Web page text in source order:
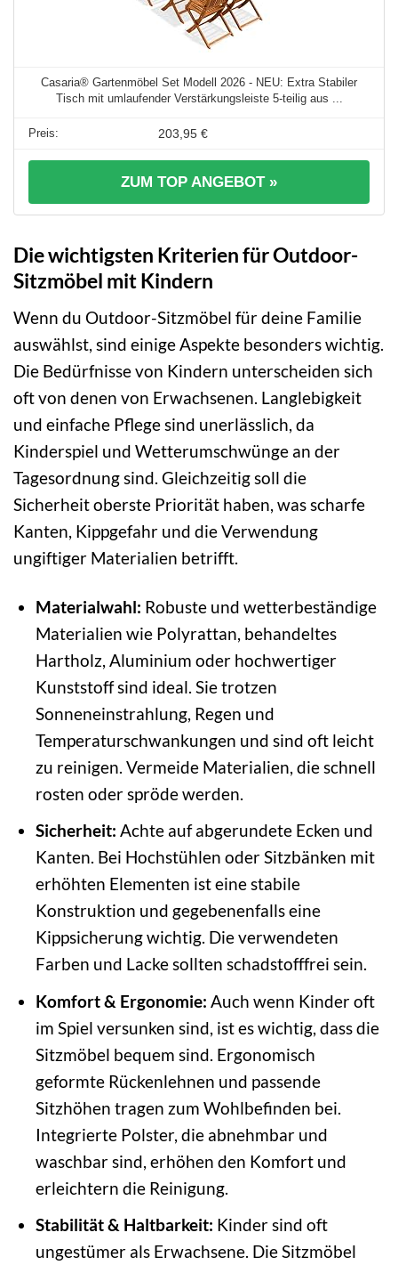
Casaria® Gartenmöbel Set Modell 2026 - NEU: Extra Stabiler
Tisch mit umlaufender Verstärkungsleiste 5-teilig aus ...
203,95 €
ZUM TOP ANGEBOT »
Die wichtigsten Kriterien für Outdoor-
Sitzmöbel mit Kindern
Wenn du Outdoor-Sitzmöbel für deine Familie
auswählst, sind einige Aspekte besonders wichtig.
Die Bedürfnisse von Kindern unterscheiden sich
oft von denen von Erwachsenen. Langlebigkeit
und einfache Pflege sind unerlässlich, da
Kinderspiel und Wetterumschwünge an der
Tagesordnung sind. Gleichzeitig soll die
Sicherheit oberste Priorität haben, was scharfe
Kanten, Kippgefahr und die Verwendung
ungiftiger Materialien betrifft.
Materialwahl: Robuste und wetterbeständige
Materialien wie Polyrattan, behandeltes
Hartholz, Aluminium oder hochwertiger
Kunststoff sind ideal. Sie trotzen
Sonneneinstrahlung, Regen und
Temperaturschwankungen und sind oft leicht
zu reinigen. Vermeide Materialien, die schnell
rosten oder spröde werden.
Sicherheit: Achte auf abgerundete Ecken und
Kanten. Bei Hochstühlen oder Sitzbänken mit
erhöhten Elementen ist eine stabile
Konstruktion und gegebenenfalls eine
Kippsicherung wichtig. Die verwendeten
Farben und Lacke sollten schadstofffrei sein.
Komfort & Ergonomie: Auch wenn Kinder oft
im Spiel versunken sind, ist es wichtig, dass die
Sitzmöbel bequem sind. Ergonomisch
geformte Rückenlehnen und passende
Sitzhöhen tragen zum Wohlbefinden bei.
Integrierte Polster, die abnehmbar und
waschbar sind, erhöhen den Komfort und
erleichtern die Reinigung.
Stabilität & Haltbarkeit: Kinder sind oft
ungestümer als Erwachsene. Die Sitzmöbel